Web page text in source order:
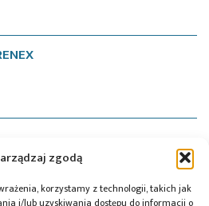
zgodą
korzystamy z technologii, takich jak
i/lub uzyskiwania dostępu do informacji o
,zawody